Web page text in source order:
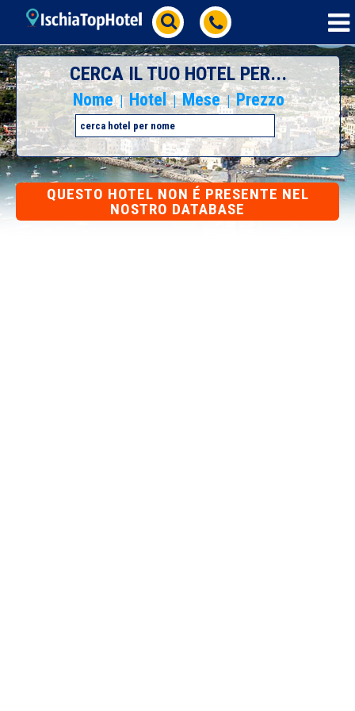
CERCA IL TUO HOTEL PER...
Nome | Hotel | Mese | Prezzo
QUESTO HOTEL NON É PRESENTE NEL
NOSTRO DATABASE